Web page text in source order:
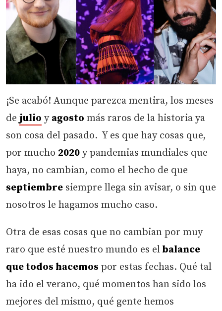
¡Se acabó! Aunque parezca mentira, los meses
de julio y agosto más raros de la historia ya
son cosa del pasado. Y es que hay cosas que,
por mucho 2020 y pandemias mundiales que
haya, no cambian, como el hecho de que
septiembre siempre llega sin avisar, o sin que
nosotros le hagamos mucho caso.
Otra de esas cosas que no cambian por muy
raro que esté nuestro mundo es elbalance
que todos hacemos por estas fechas. Qué tal
ha ido el verano, qué momentos han sido los
mejores del mismo, qué gente hemos